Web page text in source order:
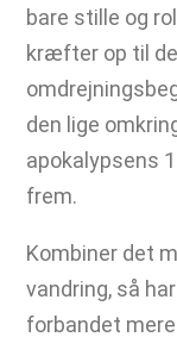
bare stille og
kræfter op til
den lige
apokalypsens
frem.
Kombiner det
vandring, så
forbandet